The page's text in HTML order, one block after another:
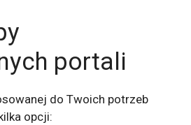
portali
do Twoich potrzeb
opcji: